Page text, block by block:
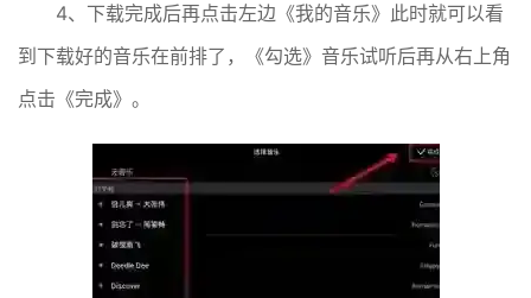
4、下载完成后再点击左边《我的音乐》此时就可以看
到下载好的音乐在前排了，《勾选》音乐试听后再从右上角
点击《完成》。